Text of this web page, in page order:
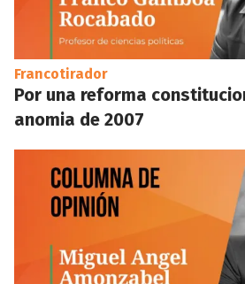
Francotirador
Por una reforma
anomia de 2007